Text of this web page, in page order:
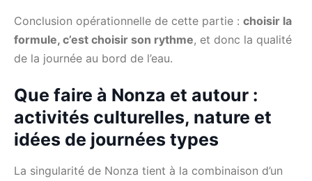
Conclusion opérationnelle de cette partie : choisir la
formule, c’est choisir son rythme, et donc la qualité
de la journée au bord de l’eau.
Que faire à Nonza et autour :
activités culturelles, nature et
idées de journées types
La singularité de Nonza tient à la combinaison d’un